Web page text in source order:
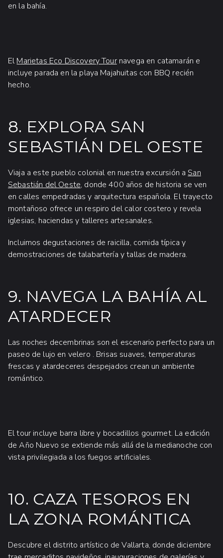
en la bahía.
ElMarietas Eco Discovery Tournavega en catamarán e
incluye parada en la playa Majahuitas con BBQ recién
hecho.
8. EXPLORA SAN
SEBASTIÁN DEL OESTE
Viaja a este pueblo colonial en nuestra excursión a San
Sebastián del Oeste, donde 400 años de historia se ven
en calles empedradas y arquitectura española. El trayecto
montañoso ofrece un respiro del calor costero y revela
iglesias, haciendas y talleres artesanales.
Incluimos degustaciones de raicilla, comida típica y
demostraciones de talabartería y tallas de madera.
9. NAVEGA LA BAHÍA AL
ATARDECER
Las noches decembrinas son el escenario perfecto para un
paseo de lujo en velero . Brisas suaves, temperaturas
frescas y atardeceres despejados crean un ambiente
romántico.
El tour incluye barra libre y bocadillos gourmet. La edición
de Año Nuevo se extiende más allá de la medianoche con
vista privilegiada a los fuegos artificiales.
10. CAZA TESOROS EN
LA ZONA ROMÁNTICA
Descubre el distrito artístico de Vallarta, donde diciembre